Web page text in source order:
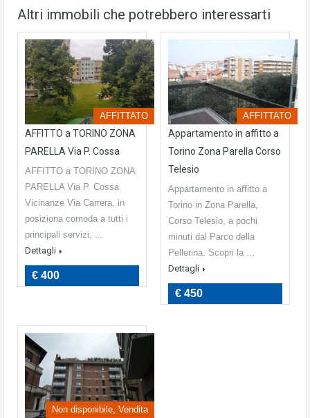
Altri immobili che potrebbero interessarti
AFFITTATO
AFFITTO a TORINO ZONA
PARELLA Via P. Cossa
AFFITTO a TORINO ZONA
PARELLA Via P. Cossa
Vicinanze Via Carrera, in
posiziona comoda a tutti i
principali servizi, ...
Dettagli
€ 400
AFFITTATO
Appartamento in affitto a
Torino Zona Parella Corso
Telesio
Appartamento in affitto a
Torino in Zona Parella,
Corso Telesio, a pochi
minuti dal Parco della
Pellerina. Scopri la ...
Dettagli
€ 450
Non disponibile, Vendita